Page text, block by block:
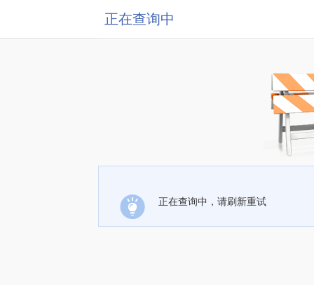
正在查询中
正在查询中，请刷新重试